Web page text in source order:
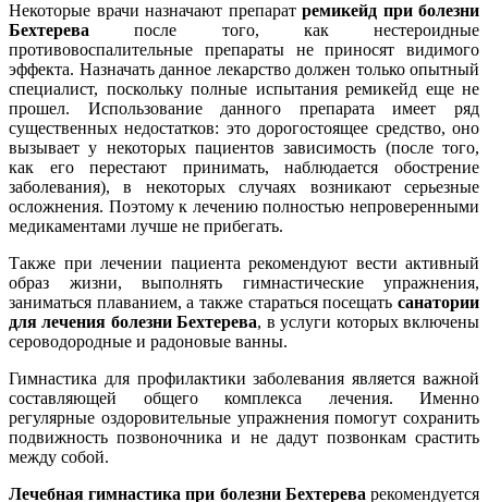
Некоторые врачи назначают препарат ремикейд при болезни
Бехтерева после того, как нестероидные
противовоспалительные препараты не приносят видимого
эффекта. Назначать данное лекарство должен только опытный
специалист, поскольку полные испытания ремикейд еще не
прошел. Использование данного препарата имеет ряд
существенных недостатков: это дорогостоящее средство, оно
вызывает у некоторых пациентов зависимость (после того,
как его перестают принимать, наблюдается обострение
заболевания), в некоторых случаях возникают серьезные
осложнения. Поэтому к лечению полностью непроверенными
медикаментами лучше не прибегать.
Также при лечении пациента рекомендуют вести активный
образ жизни, выполнять гимнастические упражнения,
заниматься плаванием, а также стараться посещать санатории
для лечения болезни Бехтерева, в услуги которых включены
сероводородные и радоновые ванны.
Гимнастика для профилактики заболевания является важной
составляющей общего комплекса лечения. Именно
регулярные оздоровительные упражнения помогут сохранить
подвижность позвоночника и не дадут позвонкам срастить
между собой.
Лечебная гимнастика при болезни Бехтереварекомендуется